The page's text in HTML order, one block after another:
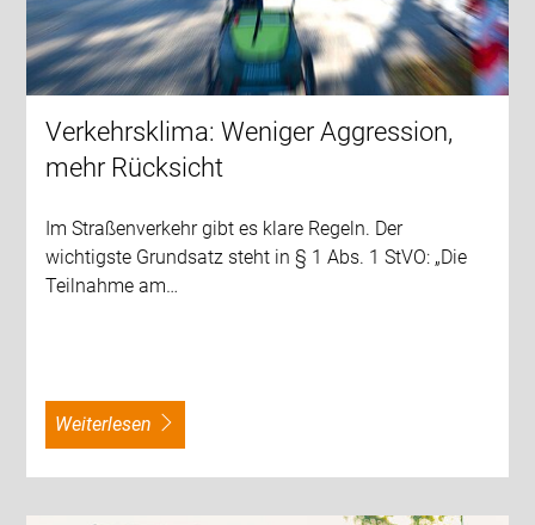
Verkehrsklima: Weniger Aggression,
mehr Rücksicht
Im Straßenverkehr gibt es klare Regeln. Der
wichtigste Grundsatz steht in § 1 Abs. 1 StVO: „Die
Teilnahme am…
weiterlesen